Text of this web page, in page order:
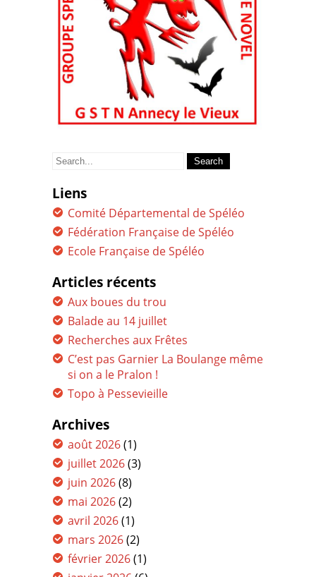
Search
Liens
Comité Départemental de Spéléo
Fédération Française de Spéléo
Ecole Française de Spéléo
Articles récents
Aux boues du trou
Balade au 14 juillet
Recherches aux Frêtes
C’est pas Garnier La Boulange même
si on a le Pralon !
Topo à Pessevieille
Archives
août 2026(1)
juillet 2026(3)
juin 2026(8)
mai 2026(2)
avril 2026(1)
mars 2026(2)
février 2026(1)